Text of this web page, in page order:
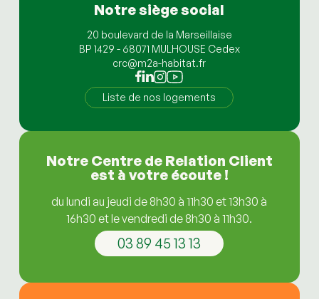
Notre siège social
20 boulevard de la Marseillaise
BP 1429 - 68071 MULHOUSE Cedex
crc@m2a-habitat.fr
Liste de nos logements
Notre Centre de Relation Client
est à votre écoute !
du lundi au jeudi de 8h30 à 11h30 et 13h30 à
16h30 et le vendredi de 8h30 à 11h30.
03 89 45 13 13